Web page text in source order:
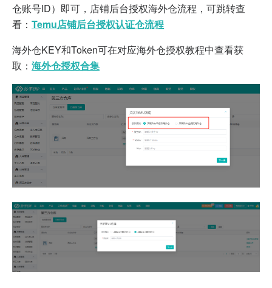
仓账号ID）即可，店铺后台授权海外仓流程，可跳转查
看： Temu店铺后台授权认证仓流程
海外仓KEY和Token可在对应海外仓授权教程中查看获
取： 海外仓授权合集